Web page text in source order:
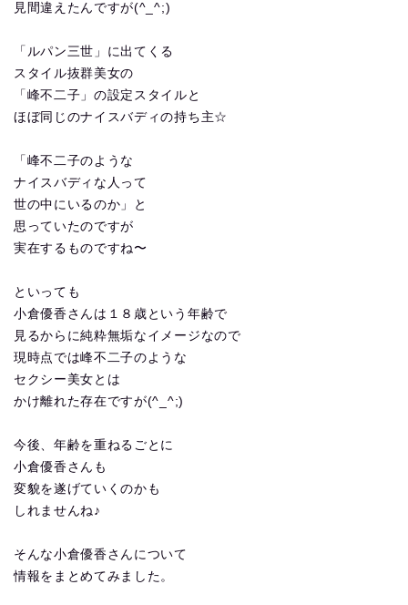
見間違えたんですが(^_^;)
「ルパン三世」に出てくる
スタイル抜群美女の
「峰不二子」の設定スタイルと
ほぼ同じのナイスバディの持ち主☆
「峰不二子のような
ナイスバディな人って
世の中にいるのか」と
思っていたのですが
実在するものですね〜
といっても
小倉優香さんは１８歳という年齢で
見るからに純粋無垢なイメージなので
現時点では峰不二子のような
セクシー美女とは
かけ離れた存在ですが(^_^;)
今後、年齢を重ねるごとに
小倉優香さんも
変貌を遂げていくのかも
しれませんね♪
そんな小倉優香さんについて
情報をまとめてみました。